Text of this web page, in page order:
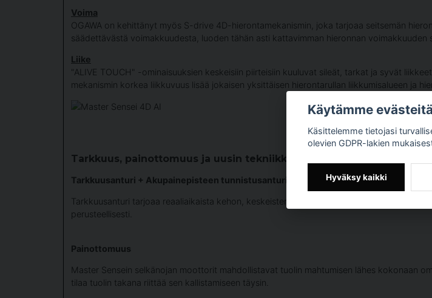
Voima
OGAWA on kehittänyt myös S-drive 4D-hierontamekanismin, joka tarjoaa seitsemän
säädettävästä voimakkuudesta, luoden tähän asti kattavimman hieronnan voimakkuuden
Liike
"ALIVE TOUCH" -ominaisuuksien keskeisiin piirteisiin kuuluvat sileät, tarkat ja syvät
mekanismin korkea liikkuvuus lisää jokaisen yksittäisen hierontarullan liikkumisalueen ja
Tarkkuus, painottomuus ja uusin tekniikka
Tarkkuusanturi + Akupainepisteen tunnistusanturi
Tarkkuusanturi tarjoaa reaaliaikaista kehon, keskeisten akupainepisteiden ja kipeiden
perusteellisesti.
Painottomuus
Master Sensein selkänojan moottorit mahdollistavat tuolin mahtumisen lähes kokonaan
tilaa tuolin takana riittää sen kallistamiseen täysin.
Käytämme evästeitä
Käsittelemme tietojasi
olevien GDPR-lakien
Hyväksy kaikki